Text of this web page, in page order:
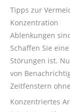
Tipps zur
Konzentration
Ablenkungen
Schaffen Sie
Störungen ist.
von
Zeitfenstern
Konzentriertes